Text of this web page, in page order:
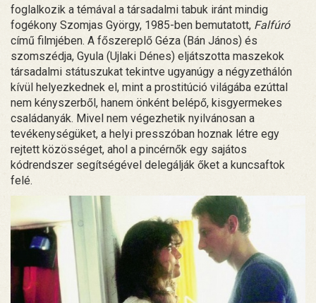
foglalkozik a témával a társadalmi tabuk iránt mindig
fogékony Szomjas György, 1985-ben bemutatott, Falfúró
című filmjében. A főszereplő Géza (Bán János) és
szomszédja, Gyula (Ujlaki Dénes) eljátszotta maszekok
társadalmi státuszukat tekintve ugyanúgy a négyzethálón
kívül helyezkednek el, mint a prostitúció világába ezúttal
nem kényszerből, hanem önként belépő, kisgyermekes
családanyák. Mivel nem végezhetik nyilvánosan a
tevékenységüket, a helyi presszóban hoznak létre egy
rejtett közösséget, ahol a pincérnők egy sajátos
kódrendszer segítségével delegálják őket a kuncsaftok
felé.